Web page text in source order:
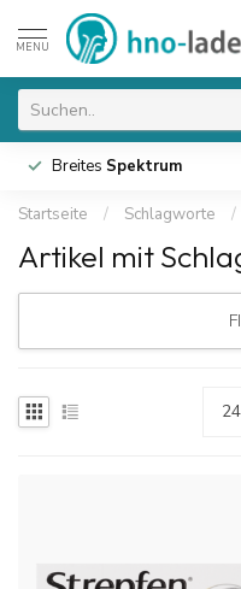
MENU
Breites Spektrum
Startseite / Schlagworte /
Artikel mit